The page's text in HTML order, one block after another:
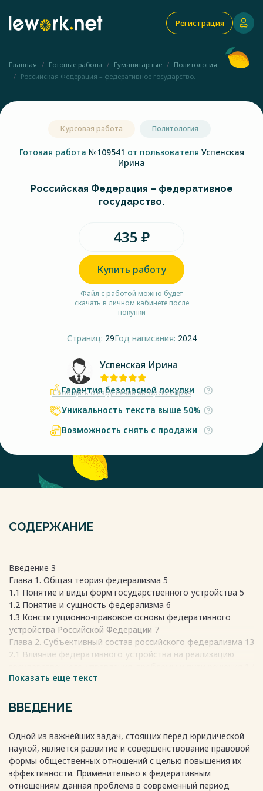
Регистрация
Главная Готовые работы Гуманитарные
Политология
Российская Федерация – федеративное государство.
Курсовая работа Политология
Готовая работа №109541 от пользователя Успенская
Ирина
Российская Федерация – федеративное
государство.
435 ₽
Купить работу
Файл с работой можно будет
скачать в личном кабинете после
покупки
Страниц: 29Год написания: 2024
Успенская Ирина
Сообщить о нарушении авторских прав
Гарантия безопасной покупки
Уникальность текста выше 50%
Возможность снять с продажи
СОДЕРЖАНИЕ
Введение 3
Глава 1. Общая теория федерализма 5
1.1 Понятие и виды форм государственного устройства 5
1.2 Понятие и сущность федерализма 6
1.3 Конституционно-правовое основы федеративного
устройства Российской Федерации 7
Глава 2. Субъективный состав российского федерализма 13
2.1 Влияние федеративного устройства на реализацию
Заключение 25
Весь текст будет доступен
Показать еще текст
ВВЕДЕНИЕ
Одной из важнейших задач, стоящих перед юридической
наукой, является развитие и совершенствование правовой
формы общественных отношений с целью повышения их
эффективности. Применительно к федеративным
отношениям данная проблема в современный период